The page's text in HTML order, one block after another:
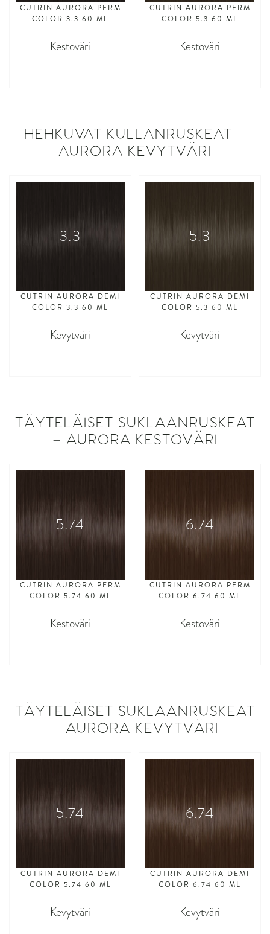
CUTRIN AURORA PERM
COLOR 3.3 60 ML
Kestoväri
CUTRIN AURORA PERM
COLOR 5.3 60 ML
Kestoväri
HEHKUVAT KULLANRUSKEAT –
AURORA KEVYTVÄRI
3.3
CUTRIN AURORA DEMI
COLOR 3.3 60 ML
Kevytväri
5.3
CUTRIN AURORA DEMI
COLOR 5.3 60 ML
Kevytväri
TÄYTELÄISET SUKLAANRUSKEAT
– AURORA KESTOVÄRI
5.74
CUTRIN AURORA PERM
COLOR 5.74 60 ML
Kestoväri
6.74
CUTRIN AURORA PERM
COLOR 6.74 60 ML
Kestoväri
TÄYTELÄISET SUKLAANRUSKEAT
– AURORA KEVYTVÄRI
5.74
CUTRIN AURORA DEMI
COLOR 5.74 60 ML
Kevytväri
6.74
CUTRIN AURORA DEMI
COLOR 6.74 60 ML
Kevytväri